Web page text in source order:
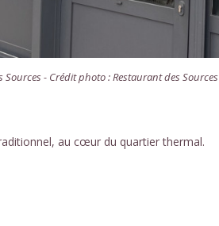
Sources - Crédit photo : Restaurant des Sources
au cœur du quartier thermal.